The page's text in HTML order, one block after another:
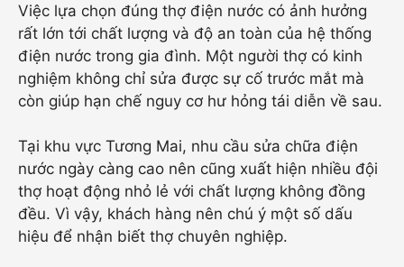
Việc lựa chọn đúng thợ điện nước có ảnh hưởng
rất lớn tới chất lượng và độ an toàn của hệ thống
điện nước trong gia đình. Một người thợ có kinh
nghiệm không chỉ sửa được sự cố trước mắt mà
còn giúp hạn chế nguy cơ hư hỏng tái diễn về sau.
Tại khu vực Tương Mai, nhu cầu sửa chữa điện
nước ngày càng cao nên cũng xuất hiện nhiều đội
thợ hoạt động nhỏ lẻ với chất lượng không đồng
đều. Vì vậy, khách hàng nên chú ý một số dấu
hiệu để nhận biết thợ chuyên nghiệp.